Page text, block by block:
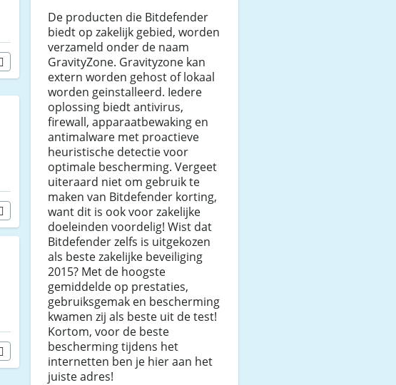
De producten die Bitdefender
biedt op zakelijk gebied, worden
verzameld onder de naam
GravityZone. Gravityzone kan
extern worden gehost of lokaal
worden geinstalleerd. Iedere
oplossing biedt antivirus,
firewall, apparaatbewaking en
antimalware met proactieve
heuristische detectie voor
optimale bescherming. Vergeet
uiteraard niet om gebruik te
maken van Bitdefender korting,
want dit is ook voor zakelijke
doeleinden voordelig! Wist dat
Bitdefender zelfs is uitgekozen
als beste zakelijke beveiliging
2015? Met de hoogste
gemiddelde op prestaties,
gebruiksgemak en bescherming
kwamen zij als beste uit de test!
Kortom, voor de beste
bescherming tijdens het
internetten ben je hier aan het
juiste adres!